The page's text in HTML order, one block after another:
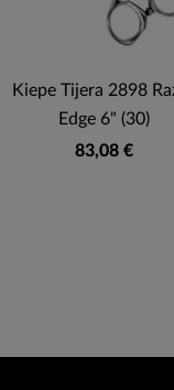
Kiepe Tijera 2898
Edge 6" (30)
83,08 €